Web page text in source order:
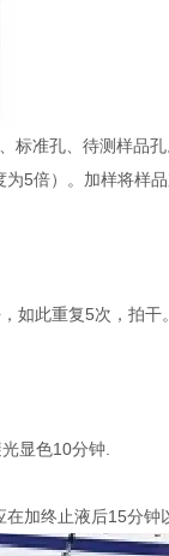
标准孔、待测样品
5倍）。加样将样
如此重复5次，拍干。
显色10分钟.
加终止液后15分钟